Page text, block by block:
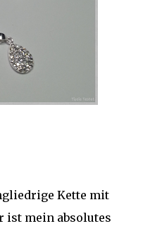
Kette mit
ist mein absolutes